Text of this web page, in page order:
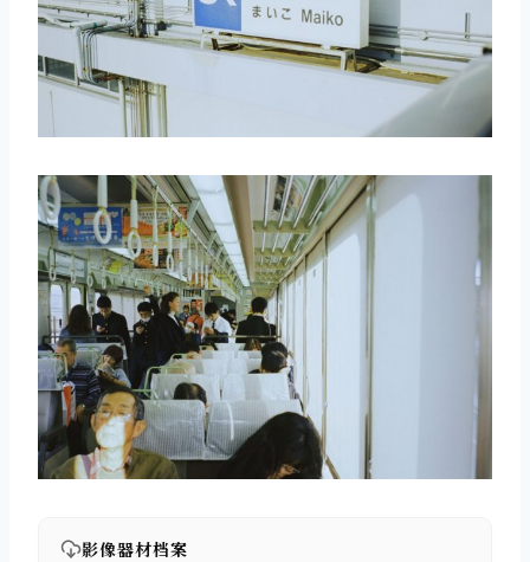
影像器材档案
取消 搜索